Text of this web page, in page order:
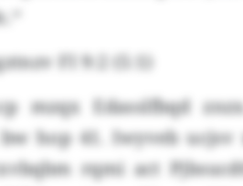
FI 9:2 (5:1)
mzqx Edasslfbqd
hop 41. Iwyveb
rqmi act